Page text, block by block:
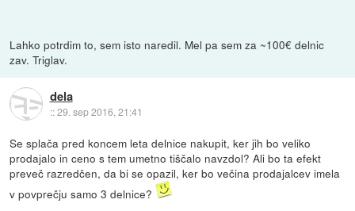
Lahko potrdim to, sem isto naredil. Mel pa sem za ~100€ delnic
zav. Triglav.
dela
::29. sep 2016, 21:41
Se splača pred koncem leta delnice nakupit, ker jih bo veliko
prodajalo in ceno s tem umetno tiščalo navzdol? Ali bo ta efekt
preveč razredčen, da bi se opazil, ker bo večina prodajalcev imela
v povprečju samo 3 delnice?